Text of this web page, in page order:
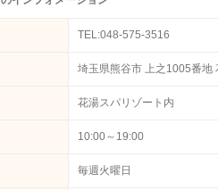
TEL:048-575-3516
埼玉県熊谷市 上之1005番地
花湯スパリゾート内
10:00～19:00
毎週火曜日